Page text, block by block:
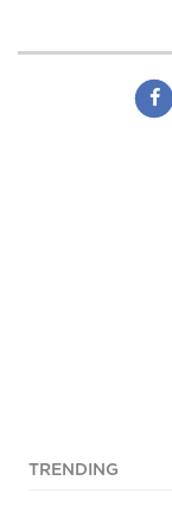
TRENDING